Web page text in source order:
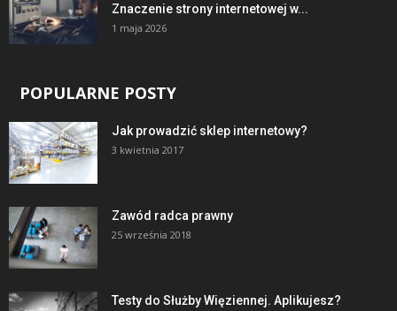
Znaczenie strony internetowej w...
1 maja 2026
POPULARNE POSTY
Jak prowadzić sklep internetowy?
3 kwietnia 2017
Zawód radca prawny
25 września 2018
Testy do Służby Więziennej. Aplikujesz?